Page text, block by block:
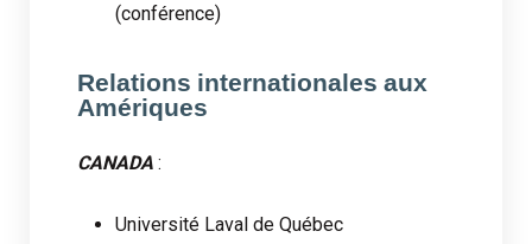
(conférence)
Relations internationales aux
Amériques
CANADA:
Université Laval de Québec